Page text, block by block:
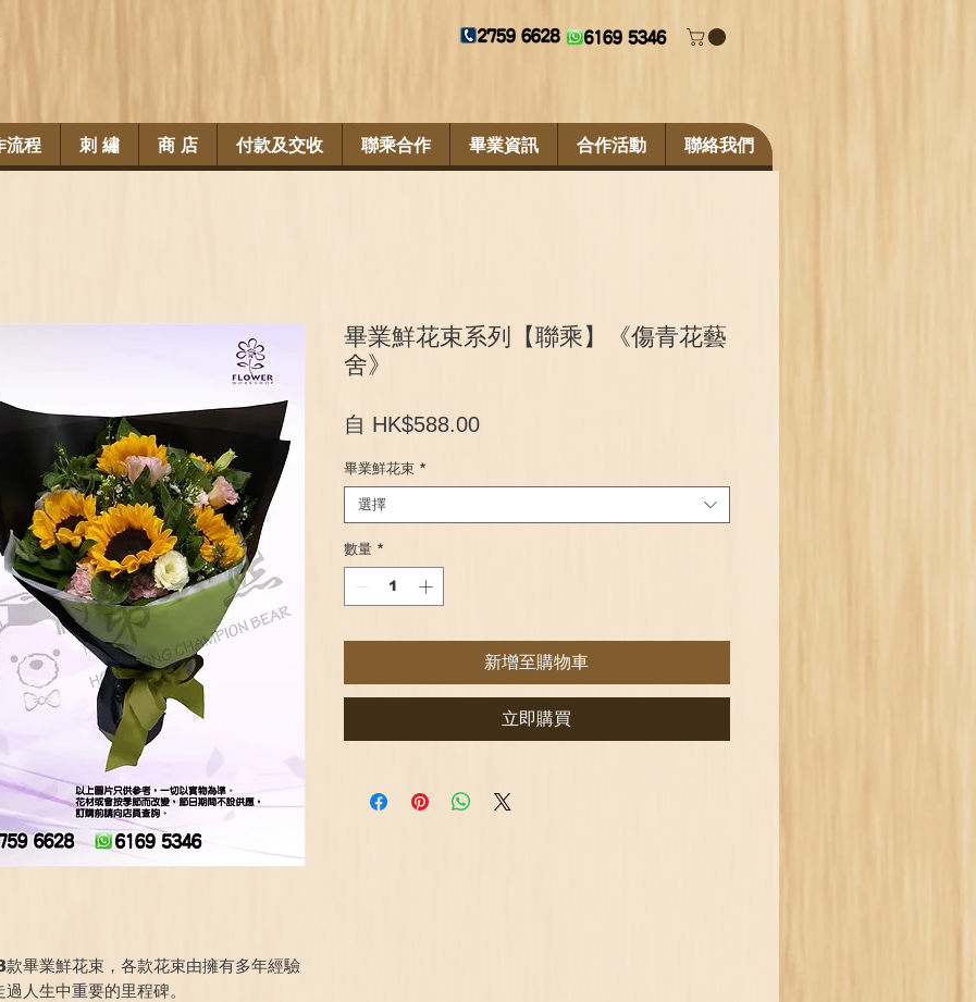
流程 刺 繡 商 店 付款及交收 聯乘合作 畢業資訊 合作活動 聯絡我們
畢業鮮花束，各款花束由擁有多年經驗
人生中重要的里程碑。
畢業鮮花束系列【聯乘】《傷青花藝
舍》
自 HK$588.00促
畢業鮮花束 *
選擇
數量 *
新增至購物車
立即購買